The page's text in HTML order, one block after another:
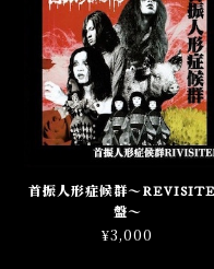
首振人形症候群〜
盤〜
¥3,000